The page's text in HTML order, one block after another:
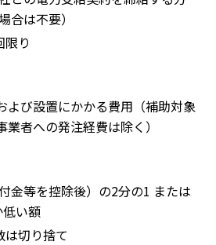
合は不要）
限り
よび設置にかかる費用（補助対象
者への発注経費は除く）
金等を控除後）の2分の1 または
い額
切り捨て